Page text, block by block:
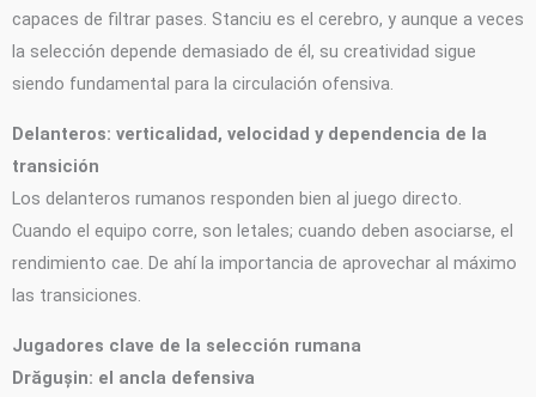
capaces de filtrar pases. Stanciu es el cerebro, y aunque a veces
la selección depende demasiado de él, su creatividad sigue
siendo fundamental para la circulación ofensiva.
Delanteros: verticalidad, velocidad y dependencia de la
transición
Los delanteros rumanos responden bien al juego directo.
Cuando el equipo corre, son letales; cuando deben asociarse, el
rendimiento cae. De ahí la importancia de aprovechar al máximo
las transiciones.
Jugadores clave de la selección rumana
Drăgușin: el ancla defensiva